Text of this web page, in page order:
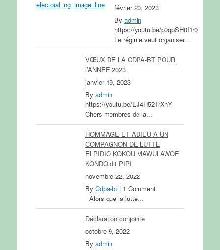
février 20, 2023
By admin
https://youtu.be/p0qpSH0I1r0
Le régime veut organiser...
VŒUX DE LA CDPA-BT POUR
l’ANNEE 2023
janvier 19, 2023
By admin
https://youtu.be/EJ4H52TrXhY
Chers membres de la...
HOMMAGE ET ADIEU A UN
COMPAGNON DE LUTTE
ELPIDIO KOKOU MAWULAWOE
KONDO dit PIPI
novembre 22, 2022
By Cdpa-bt| 1 Comment
Alors que la lutte...
Déclaration conjointe
octobre 9, 2022
By admin